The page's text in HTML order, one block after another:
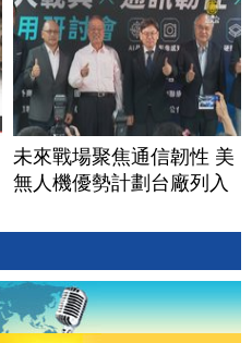
鍵樞紐？｜#財經新聞
│20260805 (三)
未來戰場聚焦通信韌性 美
無人機優勢計劃台廠列入